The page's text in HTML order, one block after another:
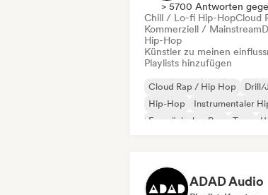
> 5700 Antworten
Chill / Lo-fi Hip-HopCloud
Kommerziell / Mainstream
Hip-Hop
Künstler zu meinen
Playlists hinzufügen
Cloud Rap / Hip Hop
Drill/
Hip-Hop
Instrumentaler
Französischer Rap
Trap
ADAD Audio